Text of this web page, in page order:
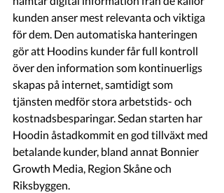
kunden anser mest relevanta och viktiga
för dem. Den automatiska hanteringen
gör att Hoodins kunder får full kontroll
över den information som kontinuerligs
skapas på internet, samtidigt som
tjänsten medför stora arbetstids- och
kostnadsbesparingar. Sedan starten har
Hoodin åstadkommit en god tillväxt med
betalande kunder, bland annat Bonnier
Growth Media, Region Skåne och
Riksbyggen.